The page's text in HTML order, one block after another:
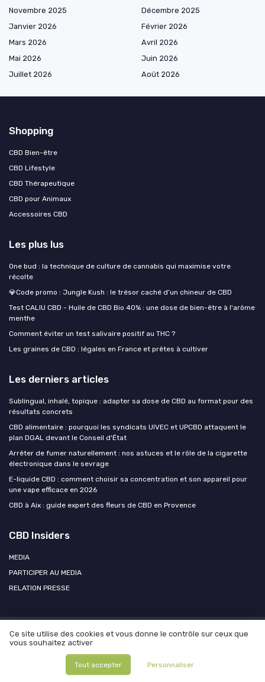
Novembre 2025
Décembre 2025
Janvier 2026
Février 2026
Mars 2026
Avril 2026
Mai 2026
Juin 2026
Juillet 2026
Août 2026
Shopping
CBD Bien-être
CBD Lifestyle
CBD Thérapeutique
CBD pour Animaux
Accessoires CBD
Les plus lus
One bud : la technique de culture de cannabis qui maximise votre
récolte
💎Code promo : Jungle Kush : le trésor caché d’un chineur de CBD
Test CALIU CBD - Huile de CBD Bio 40% : une dose de bien-être à l'arôme
menthe
Comment éviter un test salivaire positif au THC ?
Les graines de CBD : légales en France et prêtes à cultiver
Les derniers articles
Sublingual, inhalé, topique : adapter sa dose de CBD au format pour des
résultats concrets
CBD alimentaire : pourquoi les syndicats UIVEC et UPCBD attaquent le
plan DGAL devant le Conseil d'État
Arrêter de fumer naturellement : nos astuces et le rôle de la cigarette
électronique dans le sevrage
E-liquide CBD : comment choisir sa concentration et son appareil pour
une vape efficace en 2026
CBD à Aix : guide expert des fleurs de CBD en Provence
CBD Insiders
MEDIA
PARTICIPER AU MEDIA
RELATION PRESSE
Mentions légales Politique de confidentialité
Participer au
média ?
© CBD Insiders 2026
Ce site utilise des cookies et vous donne le contrôle sur ceux que
vous souhaitez activer
Tout accepter Personnaliser